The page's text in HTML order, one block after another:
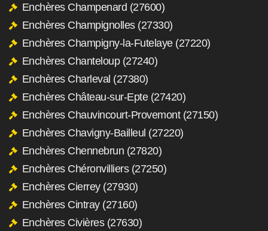
Enchères Champenard (27600)
Enchères Champignolles (27330)
Enchères Champigny-la-Futelaye (27220)
Enchères Chanteloup (27240)
Enchères Charleval (27380)
Enchères Château-sur-Epte (27420)
Enchères Chauvincourt-Provemont (27150)
Enchères Chavigny-Bailleul (27220)
Enchères Chennebrun (27820)
Enchères Chéronvilliers (27250)
Enchères Cierrey (27930)
Enchères Cintray (27160)
Enchères Civières (27630)